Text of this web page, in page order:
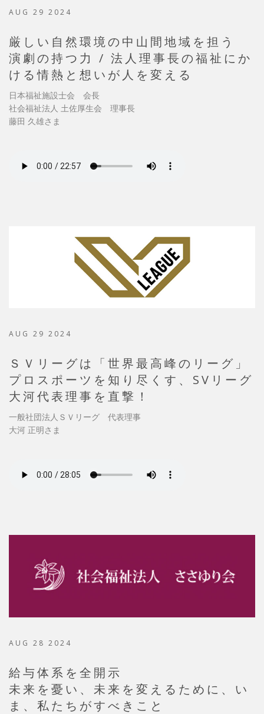
AUG 29 2024
厳しい自然環境の中山間地域を担う
演劇の持つ力 / 法人理事長の福祉にか
ける情熱と想いが人を変える
日本福祉施設士会 会長
社会福祉法人 土佐厚生会 理事長
藤田 久雄さま
AUG 29 2024
ＳＶリーグは「世界最高峰のリーグ」
プロスポーツを知り尽くす、SVリーグ
大河代表理事を直撃！
一般社団法人ＳＶリーグ 代表理事
大河 正明さま
AUG 28 2024
給与体系を全開示
未来を憂い、未来を変えるために、い
ま、私たちがすべきこと